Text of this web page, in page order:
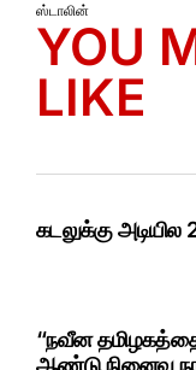
ஸ்டாலின்
YOU
LIKE
கடலுக்கு
“நவீன தமிழகத்தை
ஆண்டு நினைவு